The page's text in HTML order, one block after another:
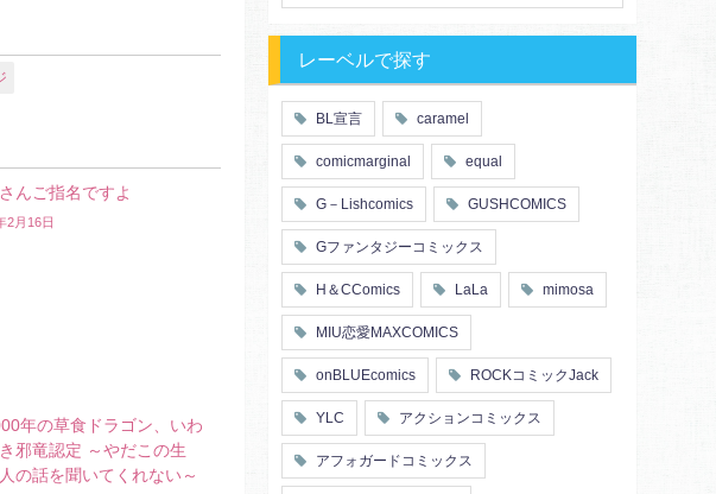
んご指名ですよ
2月16日
年の草食ドラゴン、いわ
邪竜認定 ～やだこの生
の話を聞いてくれない～
レーベルで探す
BL宣言 caramel
comicmarginal equal
G－Lishcomics GUSHCOMICS
Gファンタジーコミックス
H＆CComics LaLa mimosa
MIU恋愛MAXCOMICS
onBLUEcomics ROCKコミックJack
YLC アクションコミックス
アフォガードコミックス